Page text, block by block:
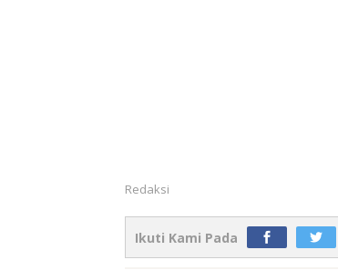
Redaksi
Ikuti Kami Pada